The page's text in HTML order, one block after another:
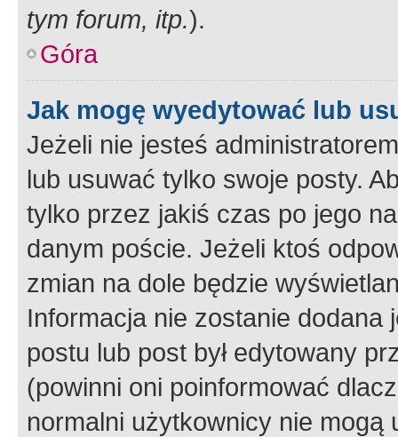
tym forum, itp.).
Góra
Jak mogę wyedytować lub
Jeżeli nie jesteś
lub usuwać tylko swoje posty.
tylko przez jakiś czas po jego
danym poście. Jeżeli ktoś
zmian na dole będzie
Informacja nie zostanie dodana
postu lub post był edytowany
(powinni oni poinformować
normalni użytkownicy nie